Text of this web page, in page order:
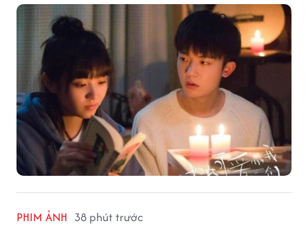
PHIM ẢNH 38 phút trước